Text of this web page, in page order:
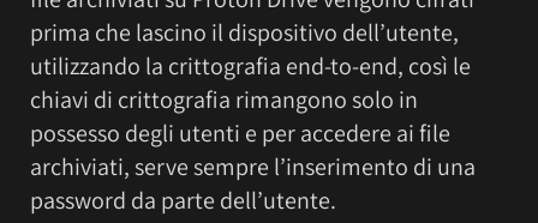
prima che lascino il dispositivo dell’utente,
utilizzando la crittografia end-to-end, così le
chiavi di crittografia rimangono solo in
possesso degli utenti e per accedere ai file
archiviati, serve sempre l’inserimento di una
password da parte dell’utente.